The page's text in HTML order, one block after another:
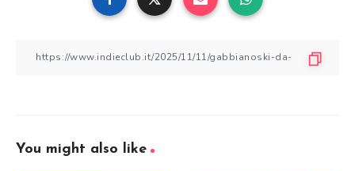
You might also like